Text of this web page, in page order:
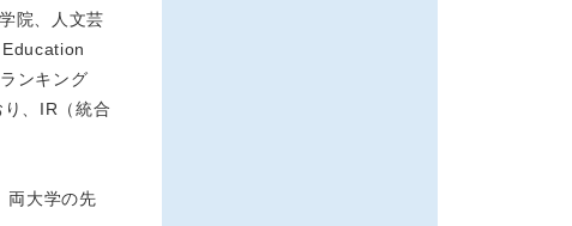
院、人文芸
ンキング
、IR（統合
両大学の先